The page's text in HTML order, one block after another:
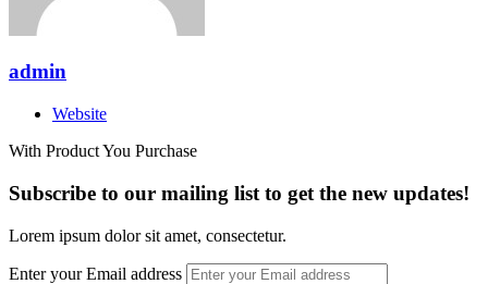
admin
Website
With Product You Purchase
Subscribe to our mailing list to get the new updates!
Lorem ipsum dolor sit amet, consectetur.
Enter your Email address